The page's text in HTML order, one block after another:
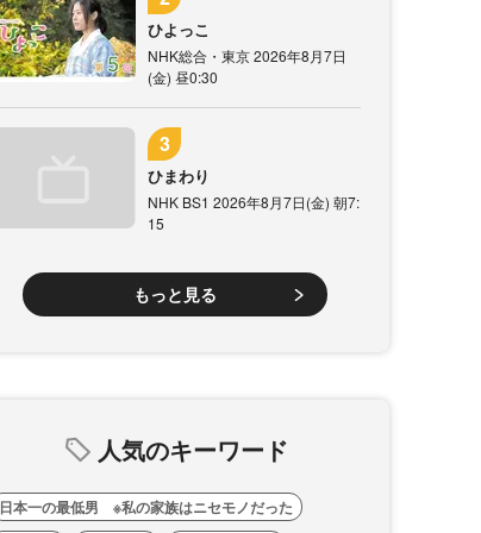
ひよっこ
NHK総合・東京 2026年8月7日
(金) 昼0:30
ひまわり
NHK BS1 2026年8月7日(金) 朝7:
15
もっと見る
人気のキーワード
日本一の最低男 ※私の家族はニセモノだった